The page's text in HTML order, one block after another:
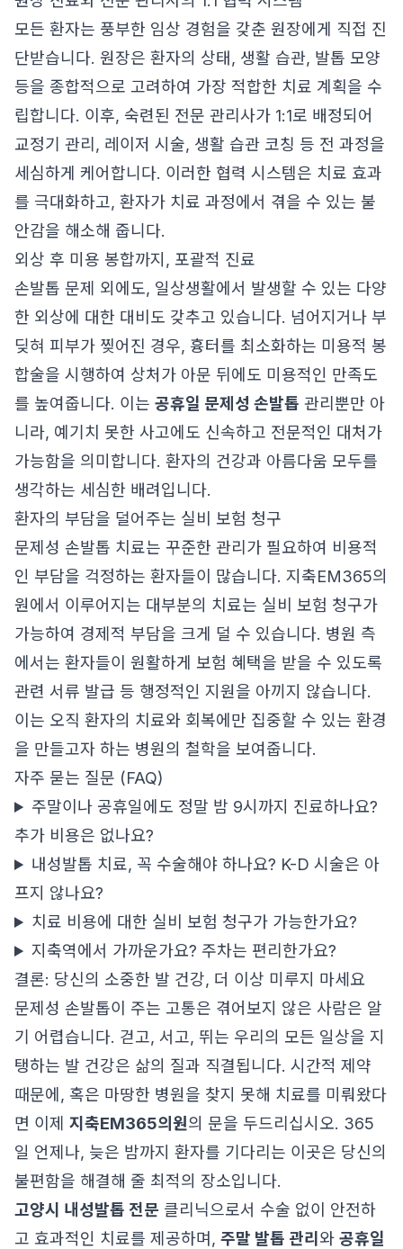
모든 환자는 풍부한 임상 경험을 갖춘 원장에게 직접 진
단받습니다. 원장은 환자의 상태, 생활 습관, 발톱 모양
등을 종합적으로 고려하여 가장 적합한 치료 계획을 수
립합니다. 이후, 숙련된 전문 관리사가 1:1로 배정되어
교정기 관리, 레이저 시술, 생활 습관 코칭 등 전 과정을
세심하게 케어합니다. 이러한 협력 시스템은 치료 효과
를 극대화하고, 환자가 치료 과정에서 겪을 수 있는 불
안감을 해소해 줍니다.
외상 후 미용 봉합까지, 포괄적 진료
손발톱 문제 외에도, 일상생활에서 발생할 수 있는 다양
한 외상에 대한 대비도 갖추고 있습니다. 넘어지거나 부
딪혀 피부가 찢어진 경우, 흉터를 최소화하는 미용적 봉
합술을 시행하여 상처가 아문 뒤에도 미용적인 만족도
를 높여줍니다. 이는 공휴일 문제성 손발톱 관리뿐만 아
니라, 예기치 못한 사고에도 신속하고 전문적인 대처가
가능함을 의미합니다. 환자의 건강과 아름다움 모두를
생각하는 세심한 배려입니다.
환자의 부담을 덜어주는 실비 보험 청구
문제성 손발톱 치료는 꾸준한 관리가 필요하여 비용적
인 부담을 걱정하는 환자들이 많습니다. 지축EM365의
원에서 이루어지는 대부분의 치료는 실비 보험 청구가
가능하여 경제적 부담을 크게 덜 수 있습니다. 병원 측
에서는 환자들이 원활하게 보험 혜택을 받을 수 있도록
관련 서류 발급 등 행정적인 지원을 아끼지 않습니다.
이는 오직 환자의 치료와 회복에만 집중할 수 있는 환경
을 만들고자 하는 병원의 철학을 보여줍니다.
자주 묻는 질문 (FAQ)
주말이나 공휴일에도 정말 밤 9시까지 진료하나요?
추가 비용은 없나요?
내성발톱 치료, 꼭 수술해야 하나요? K-D 시술은 아
프지 않나요?
치료 비용에 대한 실비 보험 청구가 가능한가요?
지축역에서 가까운가요? 주차는 편리한가요?
결론: 당신의 소중한 발 건강, 더 이상 미루지 마세요
문제성 손발톱이 주는 고통은 겪어보지 않은 사람은 알
기 어렵습니다. 걷고, 서고, 뛰는 우리의 모든 일상을 지
탱하는 발 건강은 삶의 질과 직결됩니다. 시간적 제약
때문에, 혹은 마땅한 병원을 찾지 못해 치료를 미뤄왔다
면 이제 지축EM365의원의 문을 두드리십시오. 365
일 언제나, 늦은 밤까지 환자를 기다리는 이곳은 당신의
불편함을 해결해 줄 최적의 장소입니다.
고양시 내성발톱 전문 클리닉으로서 수술 없이 안전하
고 효과적인 치료를 제공하며, 주말 발톱 관리 와 공휴일